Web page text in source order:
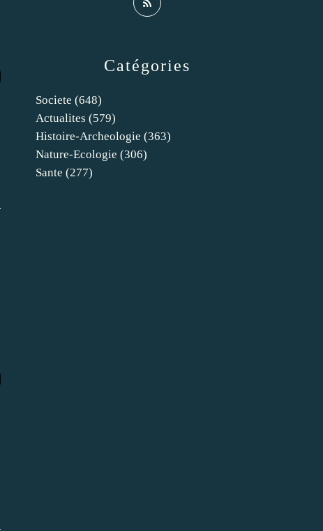
Catégories
Societe (648)
Actualites (579)
Histoire-Archeologie (363)
Nature-Ecologie (306)
Sante (277)